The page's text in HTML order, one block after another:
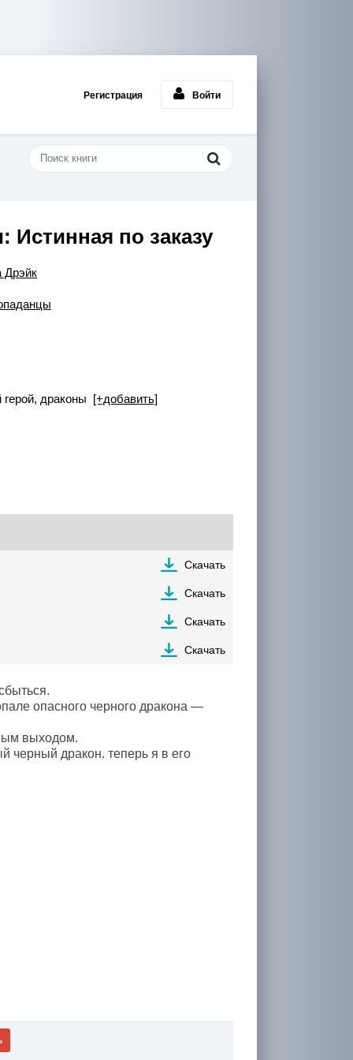
Регистрация Войти
Истинная по заказу
Дрэйк
драконы [+добавить]
Скачать
Скачать
Скачать
Скачать
опасного черного дракона —
выходом.
черный дракон. теперь я в его